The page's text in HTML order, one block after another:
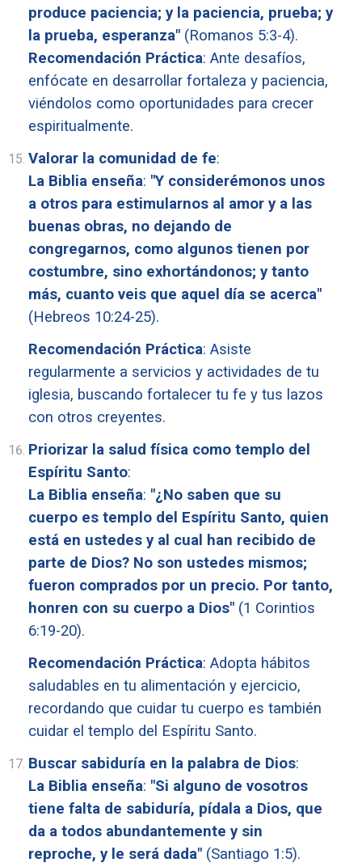
produce paciencia; y la paciencia, prueba; y
la prueba, esperanza" (Romanos 5:3-4).
Recomendación Práctica: Ante desafíos,
enfócate en desarrollar fortaleza y paciencia,
viéndolos como oportunidades para crecer
espiritualmente.
Valorar la comunidad de fe:
La Biblia enseña: "Y considerémonos unos
a otros para estimularnos al amor y a las
buenas obras, no dejando de
congregarnos, como algunos tienen por
costumbre, sino exhortándonos; y tanto
más, cuanto veis que aquel día se acerca"
(Hebreos 10:24-25).
Recomendación Práctica: Asiste
regularmente a servicios y actividades de tu
iglesia, buscando fortalecer tu fe y tus lazos
con otros creyentes.
Priorizar la salud física como templo del
Espíritu Santo:
La Biblia enseña: "¿No saben que su
cuerpo es templo del Espíritu Santo, quien
está en ustedes y al cual han recibido de
parte de Dios? No son ustedes mismos;
fueron comprados por un precio. Por tanto,
honren con su cuerpo a Dios" (1 Corintios
6:19-20).
Recomendación Práctica: Adopta hábitos
saludables en tu alimentación y ejercicio,
recordando que cuidar tu cuerpo es también
cuidar el templo del Espíritu Santo.
Buscar sabiduría en la palabra de Dios:
La Biblia enseña: "Si alguno de vosotros
tiene falta de sabiduría, pídala a Dios, que
da a todos abundantemente y sin
reproche, y le será dada" (Santiago 1:5).